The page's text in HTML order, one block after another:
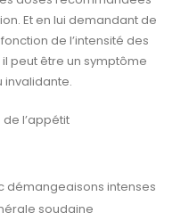
Et en lui demandant de
de l’intensité des
peut être un symptôme
invalidante.
l’appétit
démangeaisons intenses
soudaine